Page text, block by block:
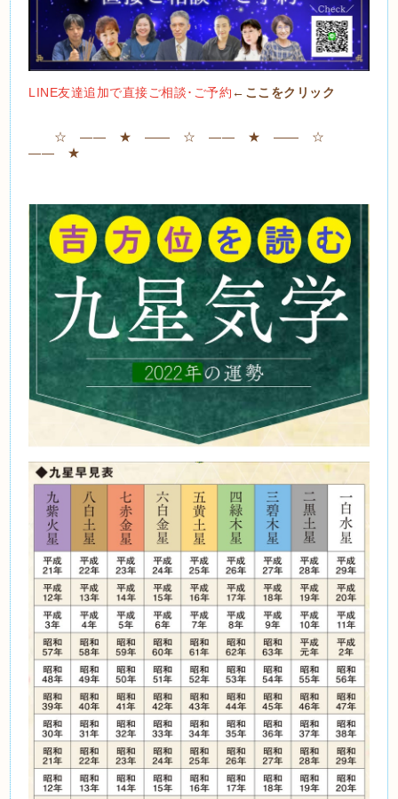
LINE友達追加で直接ご相談･ご予約 ←ここをクリック
☆ ―― ★ ―― ☆ ―― ★ ―― ☆
―― ★